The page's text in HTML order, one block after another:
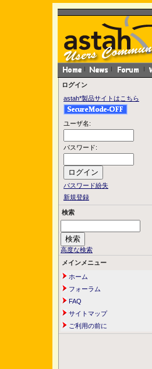
ログイン
astah*製品サイトはこちら
ユーザ名:
パスワード:
パスワード紛失
新規登録
検索
高度な検索
メインメニュー
ホーム
フォーラム
FAQ
サイトマップ
ご利用の前に